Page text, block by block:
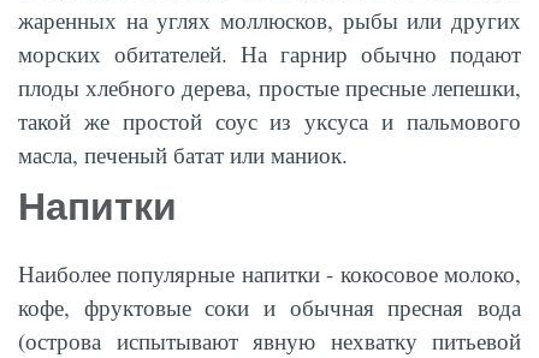
жаренных на углях моллюсков, рыбы или других
морских обитателей. На гарнир обычно подают
плоды хлебного дерева, простые пресные лепешки,
такой же простой соус из уксуса и пальмового
масла, печеный батат или маниок.
Напитки
Наиболее популярные напитки - кокосовое молоко,
кофе, фруктовые соки и обычная пресная вода
(острова испытывают явную нехватку питьевой